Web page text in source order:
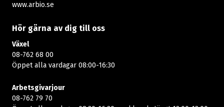
www.arbio.se
Hör gärna av dig till oss
Växel
08-762 68 00
Öppet alla vardagar 08:00-16:30​​
Arbetsgivarjour
08-762 79 70